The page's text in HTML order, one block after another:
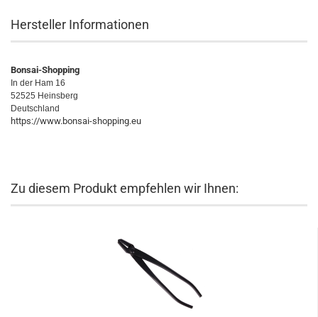
Hersteller Informationen
Bonsai-Shopping
In der Ham 16
52525 Heinsberg
Deutschland
https://www.bonsai-shopping.eu
Zu diesem Produkt empfehlen wir Ihnen: